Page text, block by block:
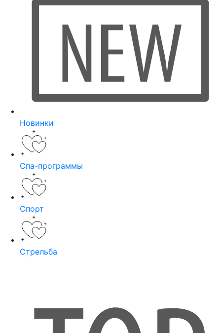
Новинки
Спа-программы
Спорт
Стрельба